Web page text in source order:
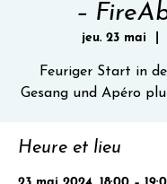
–
jeu. 23 mai
Feuriger Start in
Gesang und Apéro
Heure et lieu